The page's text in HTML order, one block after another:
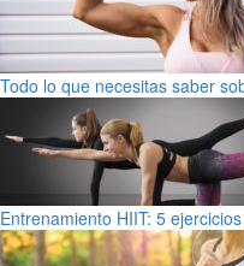
Todo lo que necesitas saber
Entrenamiento HIIT: 5